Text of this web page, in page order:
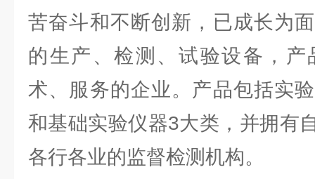
苦奋斗和不断创新，已成长为
的生产、检测、试验设备，
术、服务的企业。产品包括实
和基础实验仪器3大类，并拥有
各行各业的监督检测机构。